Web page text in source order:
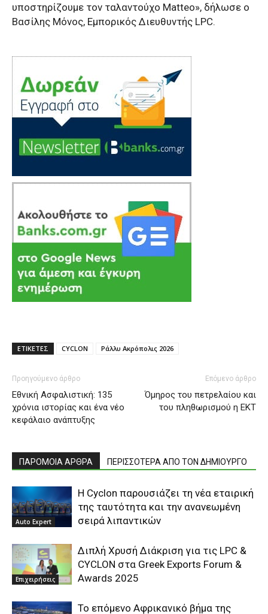
υποστηρίζουμε τον ταλαντούχο Matteo», δήλωσε o
Βασίλης Μόνος, Εμπορικός Διευθυντής LPC.
ΕΤΙΚΕΤΕΣ CYCLON Ράλλυ Ακρόπολις 2026
Προηγούμενο άρθρο
Εθνική Ασφαλιστική: 135
χρόνια ιστορίας και ένα νέο
κεφάλαιο ανάπτυξης
Επόμενο άρθρο
Όμηρος του πετρελαίου και
του πληθωρισμού η ΕΚΤ
ΠΑΡΟΜΟΙΑ ΑΡΘΡΑ ΠΕΡΙΣΣΟΤΕΡΑ ΑΠΟ ΤΟΝ ΔΗΜΙΟΥΡΓΟ
Auto Expert
Η Cyclon παρουσιάζει τη νέα εταιρική
της ταυτότητα και την ανανεωμένη
σειρά λιπαντικών
Επιχειρήσεις
Διπλή Χρυσή Διάκριση για τις LPC &
CYCLON στα Greek Exports Forum &
Awards 2025
Το επόμενο Αφρικανικό βήμα της